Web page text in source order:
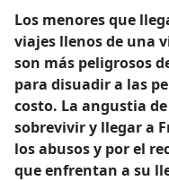
Los menores que
viajes llenos de una
son más peligrosos
para disuadir a las
costo. La angustia
sobrevivir y llegar a
los abusos y por el
que enfrentan a su